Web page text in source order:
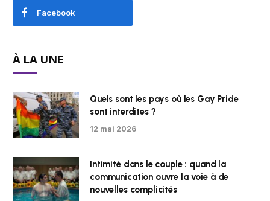
Facebook
À LA UNE
Quels sont les pays où les Gay Pride
sont interdites ?
12 mai 2026
Intimité dans le couple : quand la
communication ouvre la voie à de
nouvelles complicités